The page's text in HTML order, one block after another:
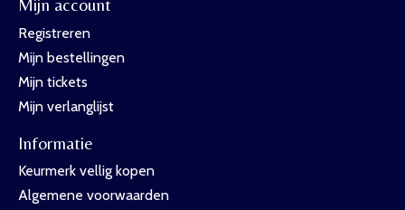
Mijn account
Registreren
Mijn bestellingen
Mijn tickets
Mijn verlanglijst
Informatie
Keurmerk vellig kopen
Algemene voorwaarden